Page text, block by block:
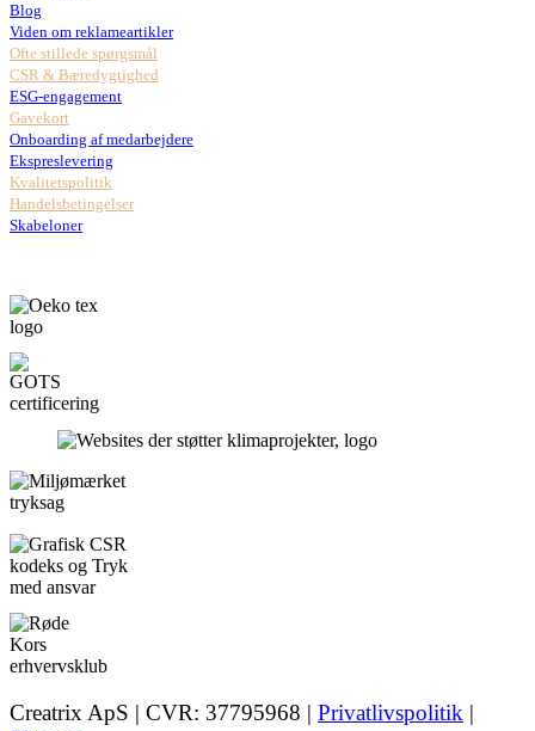
Blog
Viden om reklameartikler
Ofte stillede spørgsmål
CSR & Bæredygtighed
ESG-engagement
Gavekort
Onboarding af medarbejdere
Ekspreslevering
Kvalitetspolitik
Handelsbetingelser
Skabeloner
Creatrix ApS | CVR: 37795968 | Privatlivspolitik |